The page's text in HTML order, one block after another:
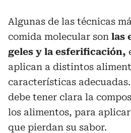
Algunas de las técnicas
comida molecular son las
geles y la esferificación,
aplican a distintos
características
debe tener clara la
los alimentos, para
que pierdan su sabor.